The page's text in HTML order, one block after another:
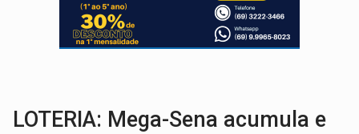
Publicação Legal: CONVOCAÇÃO DAS ELEIÇÕES:
RO EMPREENDEDORA: 2ª edição da feira começa nesta quinta-feira (6) no
LOTERIA: Mega-Sena acumula e